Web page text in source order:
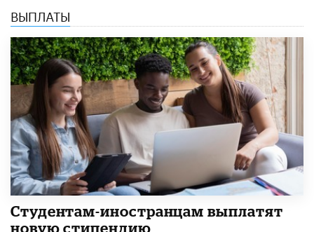
ВЫПЛАТЫ
Студентам-иностранцам выплатят
новую стипендию